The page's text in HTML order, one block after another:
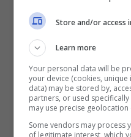
fare qualche
riuscito a
Arensman e
giornata positiva“.
E ancora. “
Mi dà
Store and/or access
Learn more
Your personal data will be
your device (cookies,
data) may be stored by,
partners, or used
may use precise geolocation
Some vendors may process
of legitimate interest, which